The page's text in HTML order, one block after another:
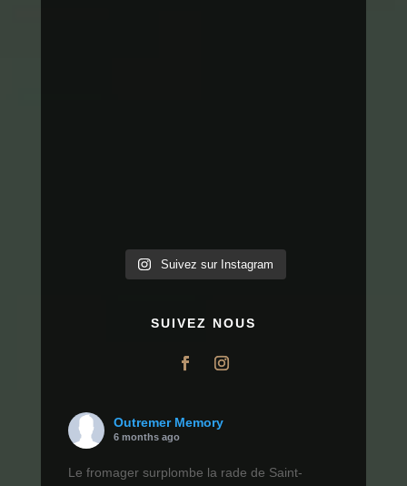
Suivez sur Instagram
SUIVEZ NOUS
Outremer Memory
6 months ago
Le fromager surplombe la rade de Saint-